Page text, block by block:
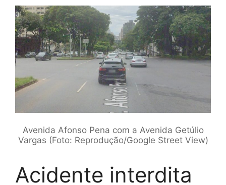
Avenida Afonso Pena com a Avenida Getúlio
Vargas (Foto: Reprodução/Google Street View)
Acidente interdita